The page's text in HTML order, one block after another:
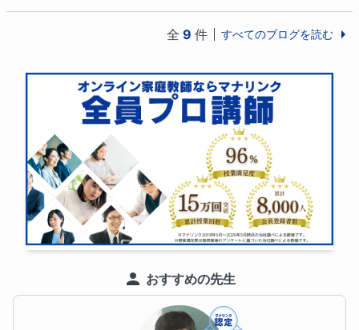
全 9 件 すべてのブログを読む
おすすめの先生